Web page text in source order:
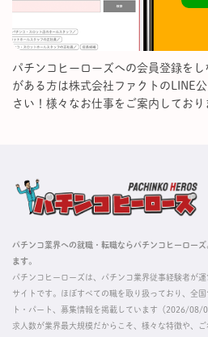
パチンコヒーローズへの会員登録を
がある方は株式会社ファクトのLINE
さい！様々なお仕事をご案内しており
パチンコ業界への就職・転職ならパチンコヒーロー
ます。
パチンコヒーローズは、パチンコ業界従事経験者が
サイトです。ほぼすべての職を取り扱っており、全
ト・パート、募集情報を掲載しています（2026/08/
求人数が業界最大規模だからこそ、様々な特徴や、